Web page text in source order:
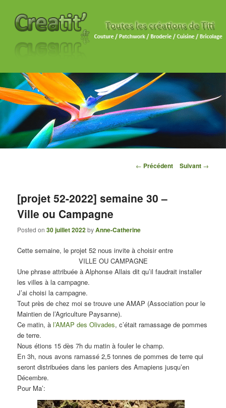
Navigation des articles
← Précédent Suivant →
[projet 52-2022] semaine 30 –
Ville ou Campagne
Posted on30 juillet 2022byAnne-Catherine
Cette semaine, le projet 52 nous invite à choisir entre
VILLE OU CAMPAGNE
Une phrase attribuée à Alphonse Allais dit qu’il faudrait installer
les villes à la campagne.
J’ai choisi la campagne.
Tout près de chez moi se trouve une AMAP (Association pour le
Maintien de l’Agriculture Paysanne).
Ce matin, à l’AMAP des Olivades, c’était ramassage de pommes
de terre.
Nous étions 15 dès 7h du matin à fouler le champ.
En 3h, nous avons ramassé 2,5 tonnes de pommes de terre qui
seront distribuées dans les paniers des Amapiens jusqu’en
Décembre.
Pour Ma’: